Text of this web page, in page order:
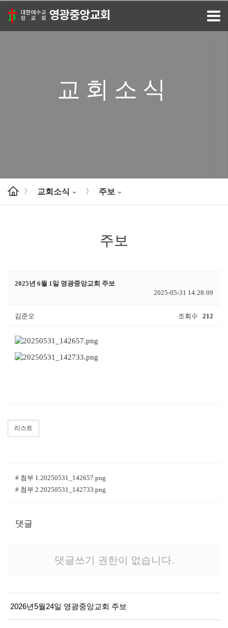
교회소식
> 교회소식 > 주보
주보
2025년 6월 1일 영광중앙교회 주보
2025-05-31 14:28:09
김준오 조회수 212
리스트
# 첨부 1.20250531_142657.png
# 첨부 2.20250531_142733.png
댓글
댓글쓰기 권한이 없습니다.
2026년5월24일 영광중앙교회 주보